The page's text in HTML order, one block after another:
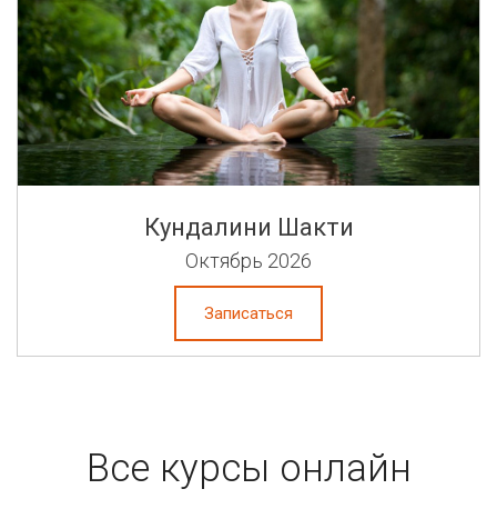
Кундалини Шакти
Октябрь 2026
Записаться
Все курсы онлайн